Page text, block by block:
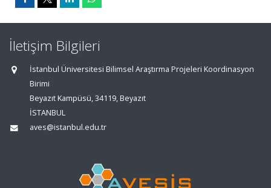
İletişim Bilgileri
İstanbul Üniversitesi Bilimsel Araştırma Projeleri Koordinasyon
Birimi
Beyazıt Kampüsü, 34119, Beyazıt
İSTANBUL
aves@istanbul.edu.tr